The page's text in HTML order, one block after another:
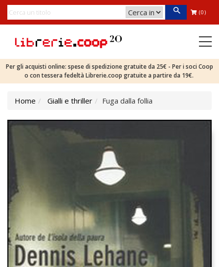
(0)
Per gli acquisti online: spese di spedizione gratuite da 25€ - Per i soci Coop
o con tessera fedeltà Librerie.coop gratuite a partire da 19€.
Home Gialli e thriller Fuga dalla follia